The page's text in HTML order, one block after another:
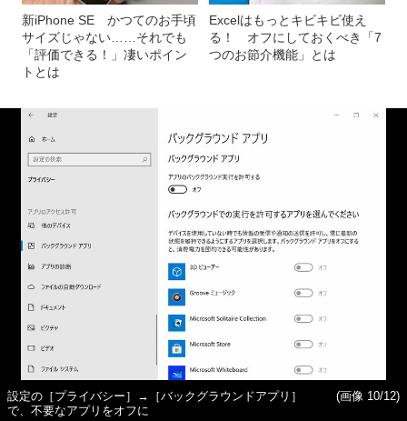
新iPhone SE かつてのお手頃
サイズじゃない……それでも
「評価できる！」凄いポイン
トとは
Excelはもっとキビキビ使え
る！ オフにしておくべき「7
つのお節介機能」とは
設定の［プライバシー］→［バックグラウンドアプリ］
で、不要なアプリをオフに
(画像 10/12)